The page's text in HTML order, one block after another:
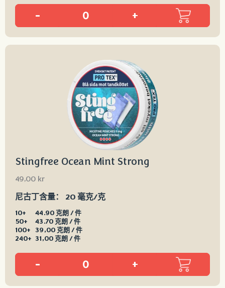
- +
Stingfree Ocean Mint Strong
49,00 kr
尼古丁含量： 20 毫克/克
10+
44.90 克朗 / 件
50+
43.70 克朗 / 件
100+
39,00 克朗 / 件
240+ 31,00 克朗 / 件
- +